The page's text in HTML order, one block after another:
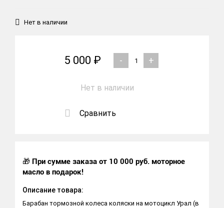
Нет в наличии
5 000 ₽ - +
Нет в наличии
Сравнить
🎁 При сумме заказа от 10 000 руб. моторное
масло в подарок!
Описание товара:
Барабан тормозной колеса коляски на мотоцикл Урал (в